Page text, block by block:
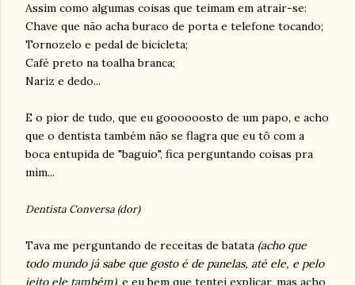
Assim como algumas coisas que teimam em atrair-se:
Chave que não acha buraco de porta e telefone tocando;
Tornozelo e pedal de bicicleta;
Café preto na toalha branca;
Nariz e dedo...
E o pior de tudo, que eu goooooosto de um papo, e acho
que o dentista também não se flagra que eu tô com a
boca entupida de "baguio", fica perguntando coisas pra
mim...
Dentista Conversa (dor)
Tava me perguntando de receitas de batata (acho que
todo mundo já sabe que gosto é de panelas, até ele, e pelo
jeito ele também), e eu bem que tentei explicar, mas acho